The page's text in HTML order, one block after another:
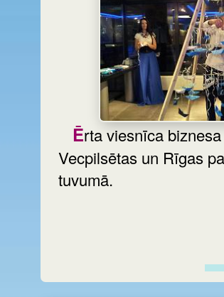
Ērta viesnīca biznesa centra,
Vecpilsētas un Rīgas
tuvumā.